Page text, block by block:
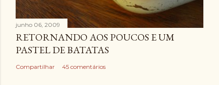
junho 06, 2009
RETORNANDO AOS POUCOS E UM
PASTEL DE BATATAS
Compartilhar 45 comentários